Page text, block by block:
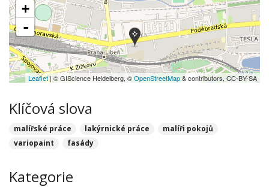
+
-
Leaflet| © GIScience Heidelberg, ©OpenStreetMap& contributors, CC-BY-SA
Klíčová slova
malířské práce lakýrnické práce
malíři pokojů
variopaint
fasády
Kategorie